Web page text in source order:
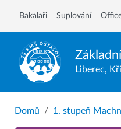
Liberec,
Bakalaři Suplování
Domů 1. stupeň